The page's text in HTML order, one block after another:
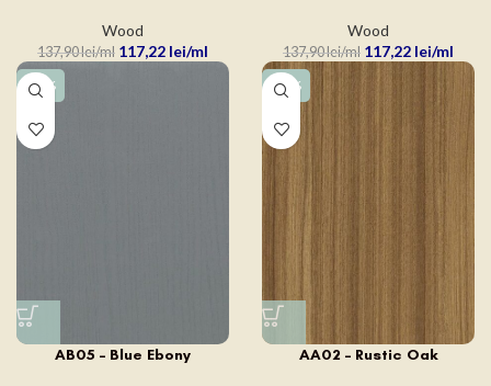
Wood
137,90lei 117,22 lei
Wood
137,90lei 117,22 lei
-15%
AB05 – Blue Ebony
-15%
AA02 – Rustic Oak